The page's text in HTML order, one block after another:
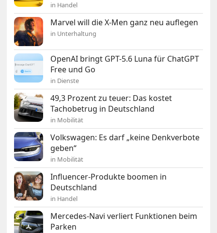
in Handel
Marvel will die X-Men ganz neu auflegen
in Unterhaltung
OpenAI bringt GPT-5.6 Luna für ChatGPT
Free und Go
in Dienste
49,3 Prozent zu teuer: Das kostet
Tachobetrug in Deutschland
in Mobilität
Volkswagen: Es darf „keine Denkverbote
geben“
in Mobilität
Influencer-Produkte boomen in
Deutschland
in Handel
Mercedes-Navi verliert Funktionen beim
Parken